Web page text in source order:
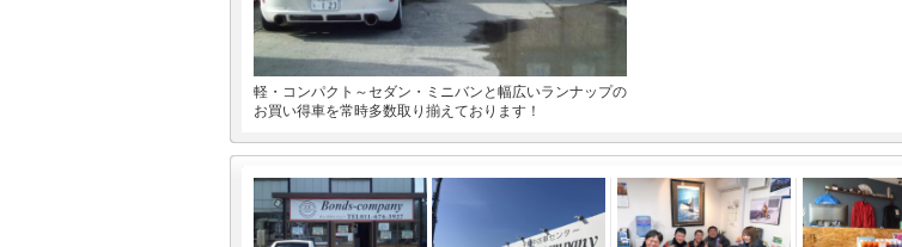
軽・コンパクト～セダン・ミニバンと幅広いランナップの
お買い得車を常時多数取り揃えております！